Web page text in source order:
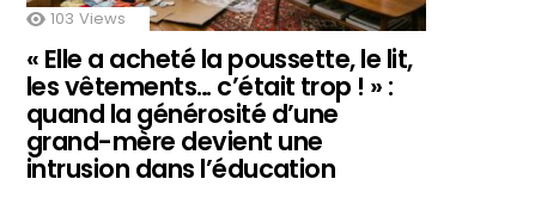
103 Views
« Elle a acheté la poussette, le lit,
les vêtements… c’était trop ! » :
quand la générosité d’une
grand-mère devient une
intrusion dans l’éducation